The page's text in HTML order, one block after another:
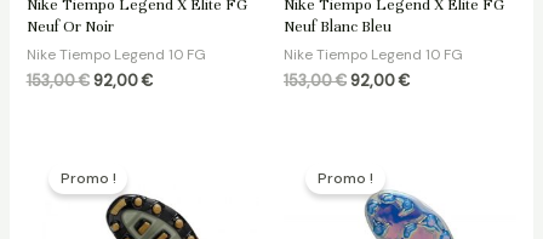
sur 5
Nike Tiempo Legend X Elite FG
Neuf Or Noir
Nike Tiempo Legend 10 FG
153,00€ 92,00€
sur 5
Nike Tiempo Legend X Elite FG
Neuf Blanc Bleu
Nike Tiempo Legend 10 FG
153,00€92,00€
Promo !
initial
était :
153,00 €.
est :
98,00 €.
Promo !
initial
était :
153,00 €.
est :
98,00 €.